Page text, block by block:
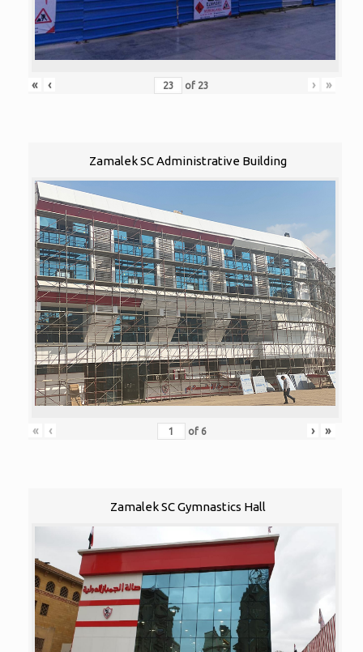
« ‹ of 23 › »
Zamalek SC Administrative Building
« ‹ of 6 › »
Zamalek SC Gymnastics Hall